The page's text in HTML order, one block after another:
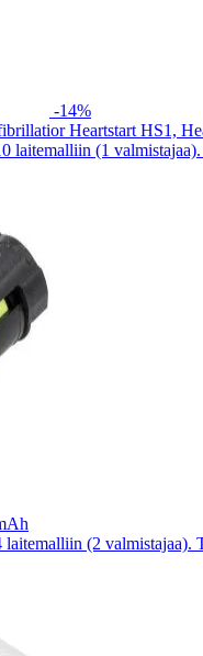
-14%
Heartstart HS1,
laitemalliin (1
laitemalliin (2 valmistajaa).